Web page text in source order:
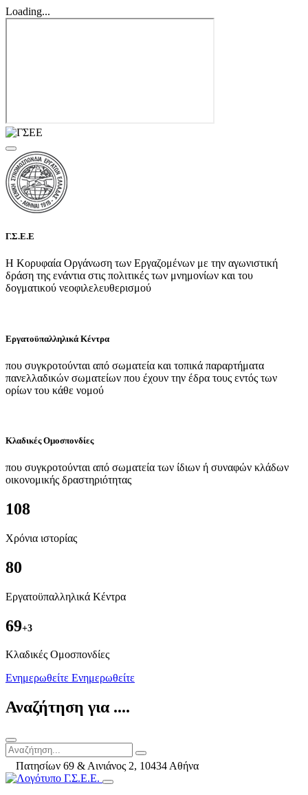
Loading...
Γ.Σ.Ε.Ε
Η Κορυφαία Οργάνωση των Εργαζομένων με την αγωνιστική
δράση της ενάντια στις πολιτικές των μνημονίων και του
δογματικού νεοφιλελευθερισμού
Εργατοϋπαλληλικά Κέντρα
που συγκροτούνται από σωματεία και τοπικά παραρτήματα
πανελλαδικών σωματείων που έχουν την έδρα τους εντός των
ορίων του κάθε νομού
Κλαδικές Ομοσπονδίες
που συγκροτούνται από σωματεία των ίδιων ή συναφών κλάδων
οικονομικής δραστηριότητας
108
Χρόνια ιστορίας
80
Εργατοϋπαλληλικά Κέντρα
69+3
Kλαδικές Ομοσπονδίες
Ενημερωθείτε Ενημερωθείτε
Αναζήτηση για ....
Πατησίων 69 & Αινιάνος 2, 10434 Αθήνα